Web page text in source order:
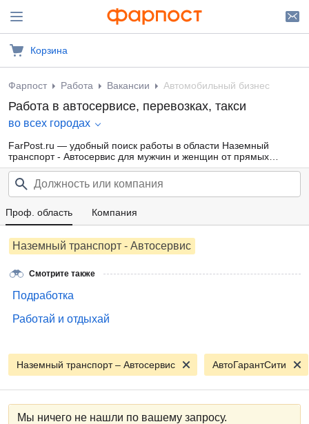
Корзина
Фарпост Работа Вакансии Автомобильный бизнес
Работа в автосервисе, перевозках, такси
во всех городах
FarPost.ru — удобный поиск работы в области Наземный
транспорт - Автосервис для мужчин и женщин от прямых
работодателей, а также от кадровых агентств. Свежие вакансии
каждый день.
Проф. область Компания
Наземный транспорт - Автосервис
Смотрите также
Подработка
Работай и отдыхай
Наземный транспорт – Автосервис АвтоГарантСити
Мы ничего не нашли по вашему запросу.